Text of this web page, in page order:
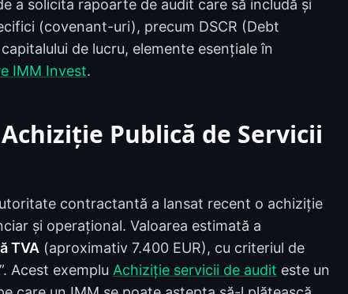
a solicita rapoarte de audit care să includă și
(covenant-uri), precum DSCR (Debt
de lucru, elemente esențiale în
IMM Invest.
Publică de Servicii
contractantă a lansat recent o achiziție
și operațional. Valoarea estimată a
TVA (aproximativ 7.400 EUR), cu criteriul de
Acest exemplu Achiziție servicii de audit este un